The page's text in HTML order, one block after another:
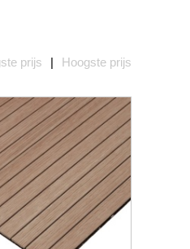
prijs | Hoogste prijs